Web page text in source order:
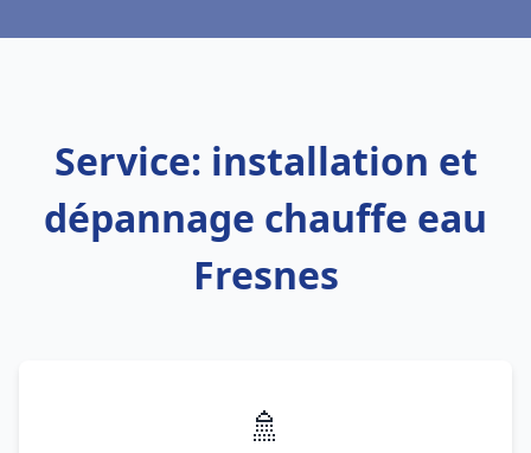
Service: installation et
dépannage chauffe eau
Fresnes
🚿